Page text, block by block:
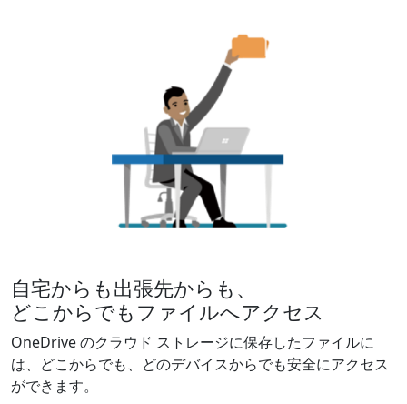
自宅からも出張先からも、
どこからでもファイルへアクセス
OneDrive のクラウド ストレージに保存した​ファイルに
は、どこからでも、どのデバイスからでも安全にアクセス
ができます。​